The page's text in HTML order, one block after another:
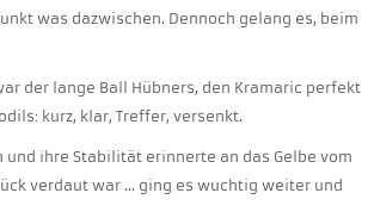
was dazwischen. Dennoch gelang es, beim
der lange Ball Hübners, den Kramaric perfekt
kurz, klar, Treffer, versenkt.
ihre Stabilität erinnerte an das Gelbe vom
verdaut war … ging es wuchtig weiter und